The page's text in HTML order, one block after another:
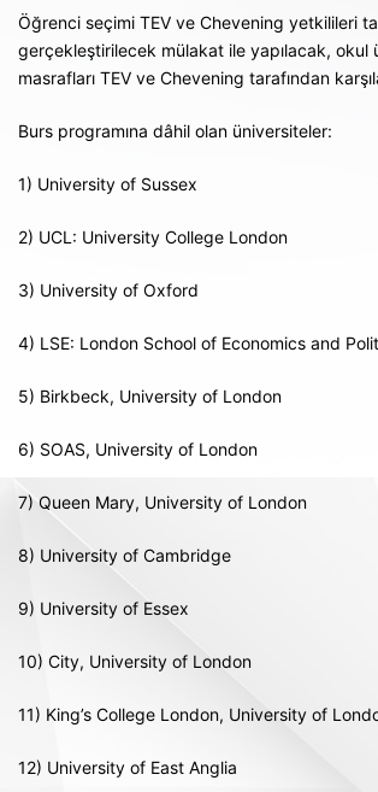
Öğrenci seçimi TEV ve Chevening yetkilileri
gerçekleştirilecek mülakat ile yapılacak, okul
masrafları TEV ve Chevening tarafından
Burs programına dâhil olan üniversiteler:
1) University of Sussex
2) UCL: University College London
3) University of Oxford
4) LSE: London School of Economics and
5) Birkbeck, University of London
6) SOAS, University of London
7) Queen Mary, University of London
8) University of Cambridge
9) University of Essex
10) City, University of London
11) King’s College London, University of
12) University of East Anglia